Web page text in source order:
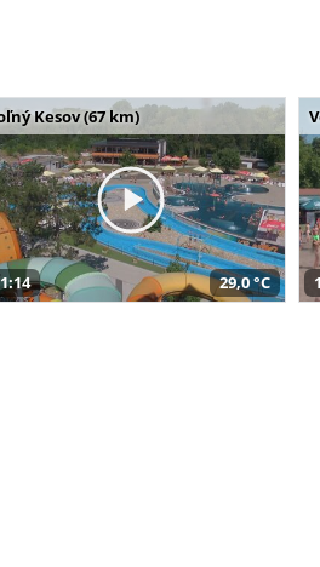
Kesov (67 km)
29,0 °C